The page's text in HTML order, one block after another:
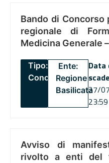
Bando di Concorso
regionale di
Medicina Generale
Tipo:
Concorsi
Ente:
Regione
Basilicata
Data
27/
23:59
Avviso di
rivolto a enti del